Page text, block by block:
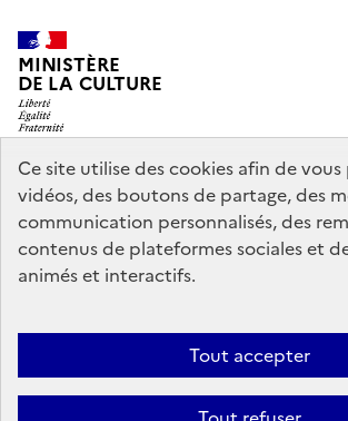
Ce site utilise des cookies afin de
vidéos, des boutons de partage, des
communication personnalisés, des
contenus de plateformes sociales et
animés et interactifs.
Tout accepter
MINISTÈRE
DE LA CULTURE
legifrance.gouv.fr
info.gouv.fr
service-public.gouv.fr
data.gouv.fr
Mentions légales
conforme
Politique d’utilisation des témoins